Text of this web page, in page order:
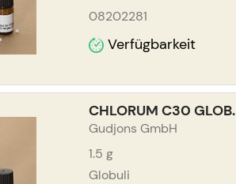
08202281
Verfügbarkeit
CHLORUM C30 GLOB.
Gudjons GmbH
1.5 g
Globuli